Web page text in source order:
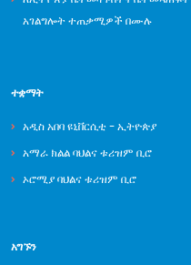
አገልግሎት ተጠቃሚዎች በሙሉ
ተቋማት
አዲስ አበባ ዩኒቨርሲቲ - ኢትዮጵያ
አማራ ክልል ባህልና ቱሪዝም ቢሮ
ኦሮሚያ ባህልና ቱሪዝም ቢሮ
አግኙን